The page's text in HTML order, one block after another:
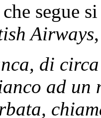
segue
Airways
di
ad un